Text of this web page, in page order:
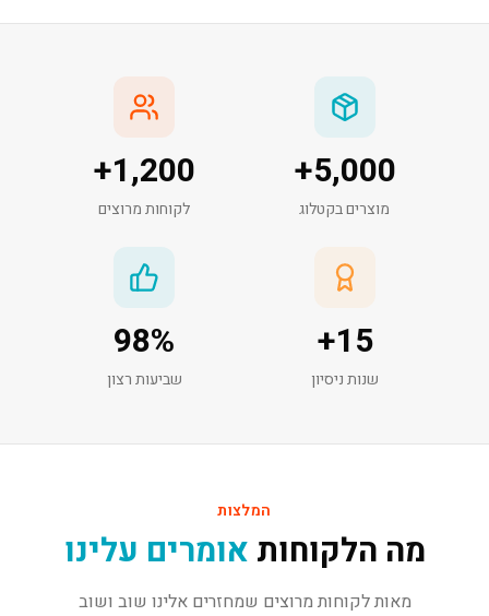
5,000
+
מוצרים בקטלוג
1,200
+
לקוחות מרוצים
15
+
שנות ניסיון
98%
שביעות רצון
המלצות
מה הלקוחות אומרים עלינו
מאות לקוחות מרוצים שמחזרים אלינו שוב ושוב